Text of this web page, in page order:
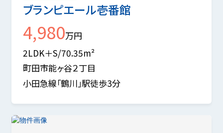
ブランピエール壱番館
4,980万円
2LDK＋S/70.35m²
町田市能ヶ谷２丁目
小田急線「鶴川」駅徒歩3分